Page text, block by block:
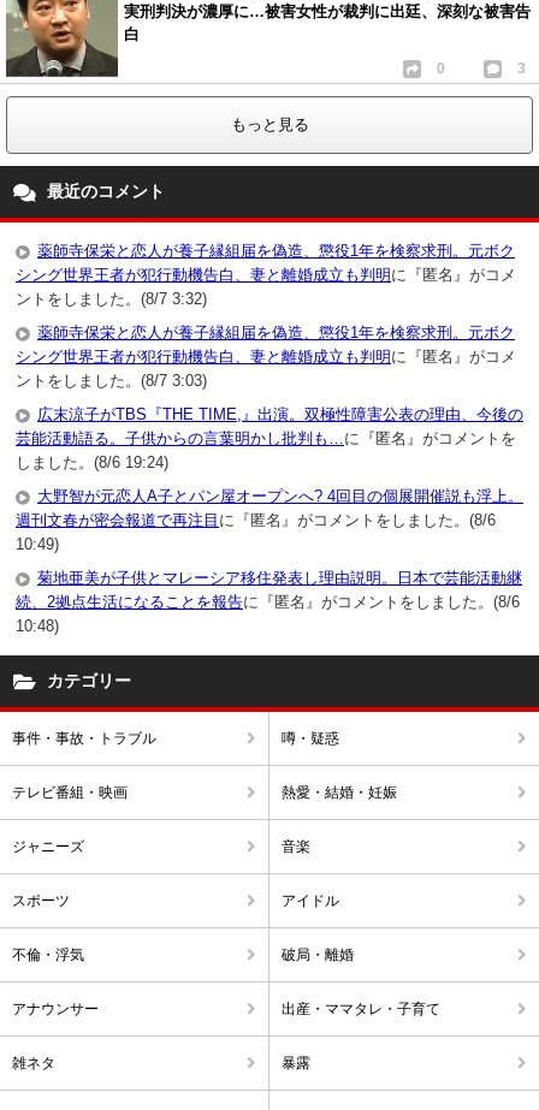
実刑判決が濃厚に…被害女性が裁判に出廷、深刻な被害告
白
0 3
もっと見る
最近のコメント
薬師寺保栄と恋人が養子縁組届を偽造、懲役1年を検察求刑。元ボク
シング世界王者が犯行動機告白、妻と離婚成立も判明 に『匿名』がコメ
ントをしました。(8/7 3:32)
薬師寺保栄と恋人が養子縁組届を偽造、懲役1年を検察求刑。元ボク
シング世界王者が犯行動機告白、妻と離婚成立も判明 に『匿名』がコメ
ントをしました。(8/7 3:03)
広末涼子がTBS『THE TIME,』出演。双極性障害公表の理由、今後の
芸能活動語る。子供からの言葉明かし批判も…に『匿名』がコメントを
しました。(8/6 19:24)
大野智が元恋人A子とパン屋オープンへ? 4回目の個展開催説も浮上。
週刊文春が密会報道で再注目 に『匿名』がコメントをしました。(8/6
10:49)
菊地亜美が子供とマレーシア移住発表し理由説明。日本で芸能活動継
続、2拠点生活になることを報告に『匿名』がコメントをしました。(8/6
10:48)
カテゴリー
事件・事故・トラブル 噂・疑惑
テレビ番組・映画 熱愛・結婚・妊娠
ジャニーズ 音楽
スポーツ アイドル
不倫・浮気 破局・離婚
アナウンサー 出産・ママタレ・子育て
雑ネタ 暴露